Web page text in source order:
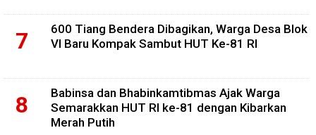
600 Tiang Bendera Dibagikan, Warga Desa Blok
VI Baru Kompak Sambut HUT Ke-81 RI
Babinsa dan Bhabinkamtibmas Ajak Warga
Semarakkan HUT RI ke-81 dengan Kibarkan
Merah Putih